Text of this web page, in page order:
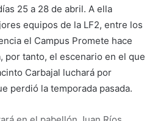
25 a 28 de abril. A ella
equipos de la LF2, entre los
el Campus Promete hace
por tanto, el escenario en el que
Carbajal luchará por
perdió la temporada pasada.